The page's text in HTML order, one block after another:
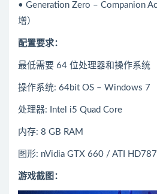
• Generation Zero – Companion
增）
配置要求：
最低需要 64 位处理器和操作系统
操作系统: 64bit OS – Windows 7
处理器: Intel i5 Quad Core
内存: 8 GB RAM
图形: nVidia GTX 660 / ATI
游戏截图：